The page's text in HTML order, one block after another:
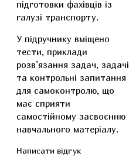
підготовки фахівців із
галузі транспорту.
У підручнику вміщено
тести, приклади
розв’язання задач, задачі
та контрольні запитання
для самоконтролю, що
має сприяти
самостійному засвоєнню
навчального матеріалу.
Написати відгук